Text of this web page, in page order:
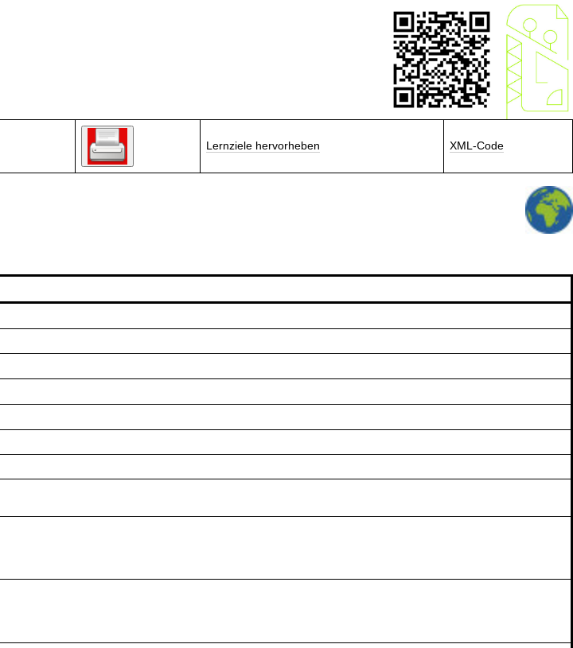
Lernziele hervorheben XML-Code